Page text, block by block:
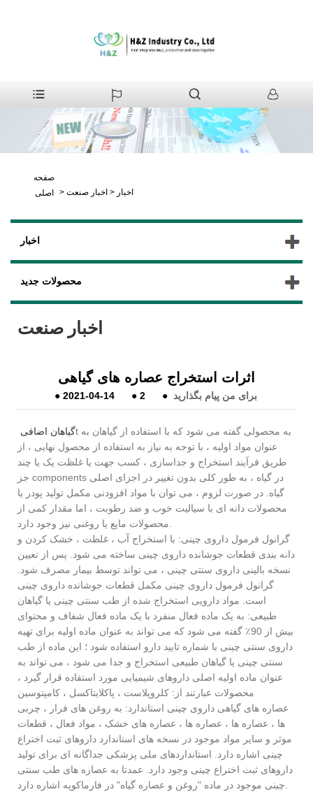
صفحه
اصلی
> اخبار > اخبار صنعت
اخبار
محصولات جدید
اخبار صنعت
اثرات استخراج عصاره های گیاهی
●2021-04-14 ●2 ● برای من پیام بگذارید
گیاهان اضافیt به محصولی گفته می شود که با استفاده از گیاهان به
عنوان مواد اولیه ، با توجه به نیاز به استفاده از محصول نهایی ، از
طریق فرآیند استخراج و جداسازی ، کسب جهت یا غلظت یک یا چند
جز components در گیاه ، به طور کلی بدون تغییر در اجزای اصلی
گیاه. در صورت لزوم ، می توان با مواد افزودنی مکمل تولید پودر یا
محصولات دانه ای با سیالیت خوب و ضد رطوبت ، اما مقدار کمی از
محصولات مایع یا روغنی نیز وجود دارد.
گرانول فرمول داروی چینی: با استخراج آب ، غلظت ، خشک کردن و
دانه بندی قطعات جوشانده داروی چینی ساخته می شود. پس از تعیین
نسخه بالینی داروی سنتی چینی ، می تواند توسط بیمار مصرف شود.
گرانول فرمول داروی چینی مکمل قطعات جوشانده داروی چینی
است. مواد دارویی استخراج شده از طب سنتی چینی یا گیاهان
طبیعی: به یک ماده فعال منفرد با یک ماده فعال شفاف و محتوای
بیش از 90٪ گفته می شود که می تواند به عنوان ماده اولیه برای تهیه
داروی سنتی چینی با شماره تایید دارو استفاده شود ؛ این ماده از طب
سنتی چینی یا گیاهان طبیعی استخراج و جدا می شود ، می تواند به
عنوان ماده اولیه اصلی داروهای شیمیایی مورد استفاده قرار گیرد ،
محصولات عبارتند از: کلروپلاست ، پاکلایتاکسل ، کامپتوسین
عصاره های گیاهی داروی چینی استاندارد: به روغن های فرار ، چربی
ها ، عصاره ها ، عصاره ها ، عصاره های خشک ، مواد فعال ، قطعات
موثر و سایر مواد موجود در نسخه های استاندارد داروهای ثبت اختراع
چینی اشاره دارد. استانداردهای ملی پزشکی جداگانه ای برای تولید
داروهای ثبت اختراع چینی وجود دارد. عمدتا به عصاره های طب سنتی
چینی موجود در ماده "روغن و عصاره گیاه" در فارماکوپه اشاره دارد.